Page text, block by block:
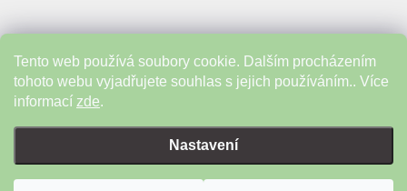
Tento web používá soubory cookie. Dalším procházením
tohoto webu vyjadřujete souhlas s jejich používáním.. Více
informací zde.
Nastavení
Instagram
Vytvořil Shoptet